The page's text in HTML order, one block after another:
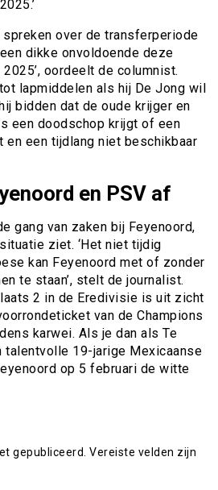
over de transferperiode
dikke onvoldoende deze
oordeelt de columnist.
lapmiddelen als hij De Jong wil
bidden dat de oude krijger en
een doodschop krijgt of een
een tijdlang niet beschikbaar
en PSV af
gang van zaken bij Feyenoord,
situatie ziet. ‘Het niet tijdig
kan Feyenoord met of zonder
te staan’, stelt de journalist.
2 in de Eredivisie is uit zicht
van de Champions
karwei. Als je dan als Te
talentvolle 19-jarige Mexicaanse
op 5 februari de witte
gepubliceerd. Vereiste velden zijn